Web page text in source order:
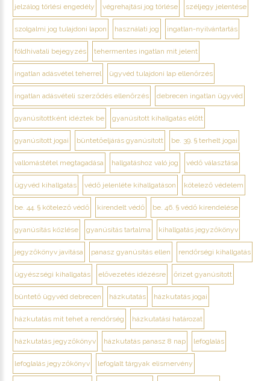
jelzálog törlési engedély végrehajtási jog törlése széljegy jelentése
szolgalmi jog tulajdoni lapon használati jog ingatlan-nyilvántartás
földhivatali bejegyzés tehermentes ingatlan mit jelent
ingatlan adásvétel teherrel ügyvéd tulajdoni lap ellenőrzés
ingatlan adásvételi szerződés ellenőrzés debrecen ingatlan ügyvéd
gyanúsítottként idéztek be gyanúsított kihallgatás előtt
gyanúsított jogai büntetőeljárás gyanúsított be. 39. § terhelt jogai
vallomástétel megtagadása hallgatáshoz való jog védő választása
ügyvéd kihallgatás védő jelenléte kihallgatáson kötelező védelem
be. 44. § kötelező védő kirendelt védő be. 46. § védő kirendelése
gyanúsítás közlése gyanúsítás tartalma kihallgatás jegyzőkönyv
jegyzőkönyv javítása panasz gyanúsítás ellen rendőrségi kihallgatás
ügyészségi kihallgatás elővezetés idézésre őrizet gyanúsított
büntető ügyvéd debrecen házkutatás házkutatás jogai
házkutatás mit tehet a rendőrség házkutatási határozat
házkutatás jegyzőkönyv házkutatás panasz 8 nap lefoglalás
lefoglalás jegyzőkönyv lefoglalt tárgyak elismervény